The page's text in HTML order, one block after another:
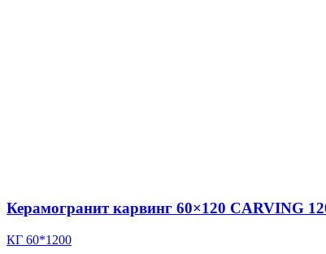
Керамогранит карвинг 60×120 CARVING
КГ 60*1200